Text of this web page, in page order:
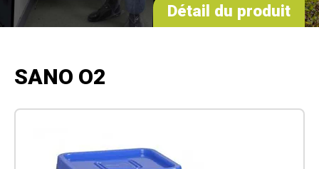
Détail du produit
SANO O2